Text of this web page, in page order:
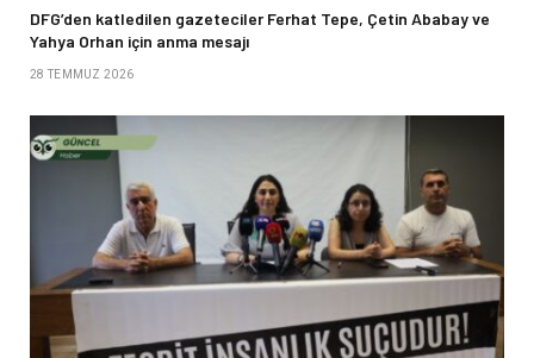
DFG’den katledilen gazeteciler Ferhat Tepe, Çetin Ababay ve
Yahya Orhan için anma mesajı
28 TEMMUZ 2026